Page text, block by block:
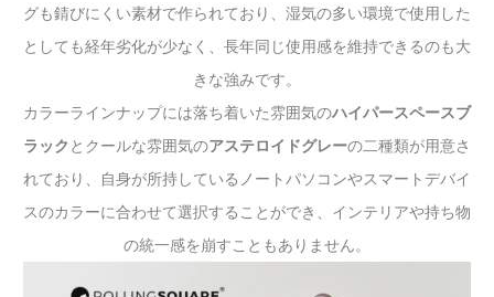
グも錆びにくい素材で作られており、湿気の多い環境で使用した
としても経年劣化が少なく、長年同じ使用感を維持できるのも大
きな強みです。
カラーラインナップには落ち着いた雰囲気のハイパースペースブ
ラック とクールな雰囲気のアステロイドグレーの二種類が用意さ
れており、自身が所持しているノートパソコンやスマートデバイ
スのカラーに合わせて選択することができ、インテリアや持ち物
の統一感を崩すこともありません。